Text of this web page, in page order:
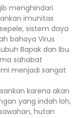
menghindari
imunitas
sistem daya
bahaya Virus
Bapak dan Ibu.
sahabat
menjadi sangat
karena akan
yang indah loh,
hutan